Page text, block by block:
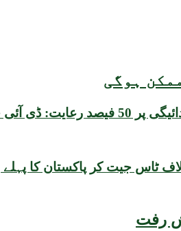
ہوگی
رفت
ٹاس جیت کر پاکستان کا